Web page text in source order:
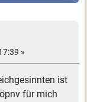
»
ist
für mich